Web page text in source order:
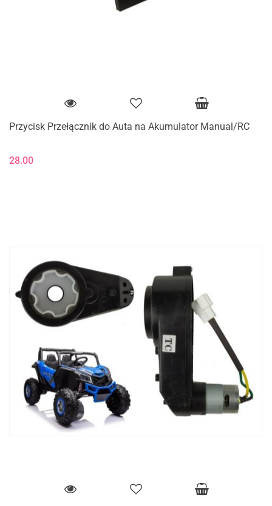
Przycisk Przełącznik do Auta na Akumulator Manual/RC
28.00